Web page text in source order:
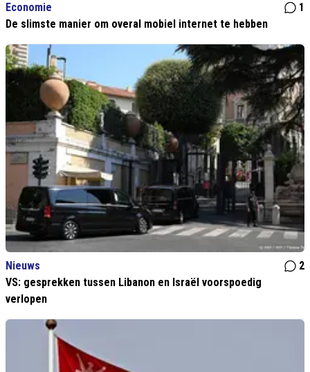
Economie
1
De slimste manier om overal mobiel internet te hebben
Nieuws
2
VS: gesprekken tussen Libanon en Israël voorspoedig
verlopen